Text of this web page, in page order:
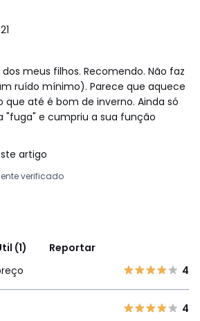
meus filhos. Recomendo. Não faz
ruído mínimo). Parece que aquece
até é bom de inverno. Ainda só
"fuga" e cumpriu a sua função
artigo
verificado
(1)
Reportar
4
4